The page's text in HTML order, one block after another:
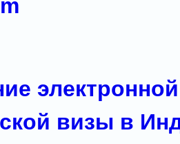
электронной
визы в